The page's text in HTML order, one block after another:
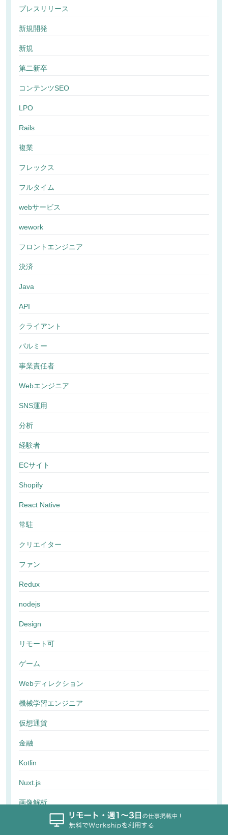
プレスリリース
新規開発
新規
第二新卒
コンテンツSEO
LPO
Rails
複業
フレックス
フルタイム
webサービス
wework
フロントエンジニア
決済
Java
API
クライアント
パルミー
事業責任者
Webエンジニア
SNS運用
分析
経験者
ECサイト
Shopify
React Native
常駐
クリエイター
ファン
Redux
nodejs
Design
リモート可
ゲーム
Webディレクション
機械学習エンジニア
仮想通貨
金融
Kotlin
Nuxt.js
画像解析